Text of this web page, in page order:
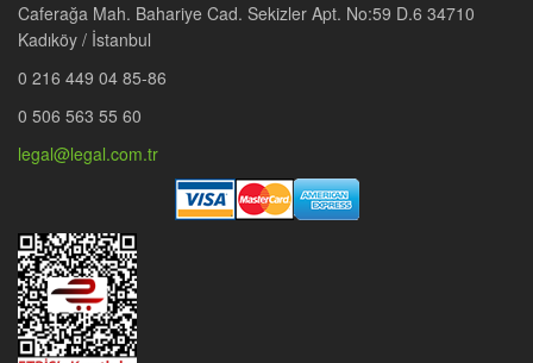
Caferağa Mah. Bahariye Cad. Sekizler Apt. No:59 D.6 34710
Kadıköy / İstanbul
0 216 449 04 85-86
0 506 563 55 60
legal@legal.com.tr